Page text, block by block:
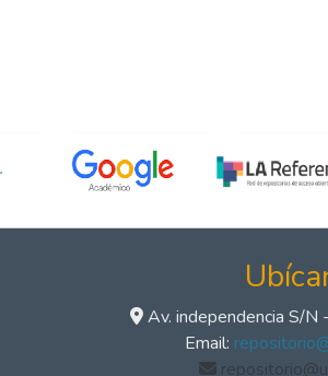
Av. independencia S/N
Email: